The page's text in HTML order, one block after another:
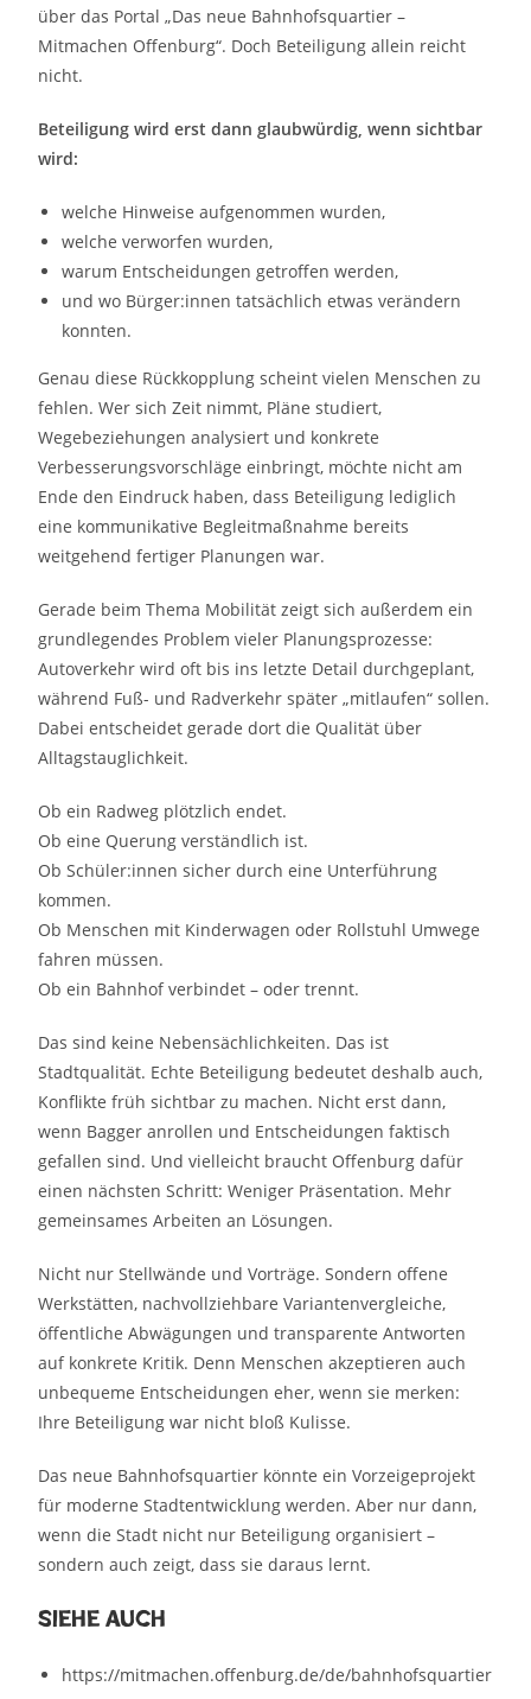
über das Portal „Das neue Bahnhofsquartier –
Mitmachen Offenburg“. Doch Beteiligung allein reicht
nicht.
Beteiligung wird erst dann glaubwürdig, wenn sichtbar
wird:
welche Hinweise aufgenommen wurden,
welche verworfen wurden,
warum Entscheidungen getroffen werden,
und wo Bürger:innen tatsächlich etwas verändern
konnten.
Genau diese Rückkopplung scheint vielen Menschen zu
fehlen. Wer sich Zeit nimmt, Pläne studiert,
Wegebeziehungen analysiert und konkrete
Verbesserungsvorschläge einbringt, möchte nicht am
Ende den Eindruck haben, dass Beteiligung lediglich
eine kommunikative Begleitmaßnahme bereits
weitgehend fertiger Planungen war.
Gerade beim Thema Mobilität zeigt sich außerdem ein
grundlegendes Problem vieler Planungsprozesse:
Autoverkehr wird oft bis ins letzte Detail durchgeplant,
während Fuß- und Radverkehr später „mitlaufen“ sollen.
Dabei entscheidet gerade dort die Qualität über
Alltagstauglichkeit.
Ob ein Radweg plötzlich endet.
Ob eine Querung verständlich ist.
Ob Schüler:innen sicher durch eine Unterführung
kommen.
Ob Menschen mit Kinderwagen oder Rollstuhl Umwege
fahren müssen.
Ob ein Bahnhof verbindet – oder trennt.
Das sind keine Nebensächlichkeiten. Das ist
Stadtqualität. Echte Beteiligung bedeutet deshalb auch,
Konflikte früh sichtbar zu machen. Nicht erst dann,
wenn Bagger anrollen und Entscheidungen faktisch
gefallen sind. Und vielleicht braucht Offenburg dafür
einen nächsten Schritt: Weniger Präsentation. Mehr
gemeinsames Arbeiten an Lösungen.
Nicht nur Stellwände und Vorträge. Sondern offene
Werkstätten, nachvollziehbare Variantenvergleiche,
öffentliche Abwägungen und transparente Antworten
auf konkrete Kritik. Denn Menschen akzeptieren auch
unbequeme Entscheidungen eher, wenn sie merken:
Ihre Beteiligung war nicht bloß Kulisse.
Das neue Bahnhofsquartier könnte ein Vorzeigeprojekt
für moderne Stadtentwicklung werden. Aber nur dann,
wenn die Stadt nicht nur Beteiligung organisiert –
sondern auch zeigt, dass sie daraus lernt.
Siehe auch
https://mitmachen.offenburg.de/de/bahnhofsquartier